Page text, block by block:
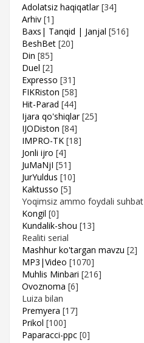
Adolatsiz haqiqatlar [34]
Arhiv [1]
Baxs| Tanqid | Janjal [516]
BeshBet [20]
Din [85]
Duel [2]
Expresso [31]
FIKRiston [58]
Hit-Parad [44]
Ijara qo'shiqlar [25]
IJODiston [84]
IMPRO-TK [18]
Jonli ijro [4]
JuMaNjI [51]
JurYuldus [10]
Kaktusso [5]
Yoqimsiz ammo foydali suhbat
Kongil [0]
Kundalik-shou [13]
Realiti serial
Mashhur ko'targan mavzu [2]
MP3|Video [1070]
Muhlis Minbari [216]
Ovoznoma [6]
Luiza bilan
Premyera [17]
Prikol [100]
Paparacci-ppc [0]